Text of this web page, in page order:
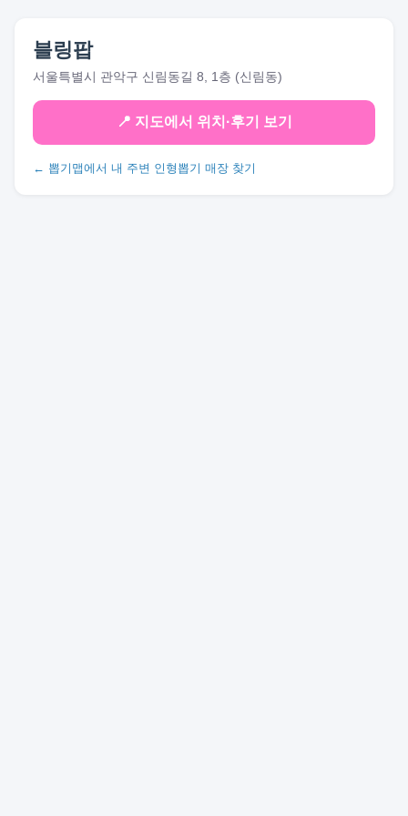
블링팝
서울특별시 관악구 신림동길 8, 1층 (신림동)
📍 지도에서 위치·후기 보기
← 뽑기맵에서 내 주변 인형뽑기 매장 찾기